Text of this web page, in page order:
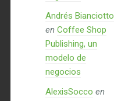
Andrés Bianciotto
en Coffee Shop
Publishing, un
modelo de
negocios
AlexisSocco en